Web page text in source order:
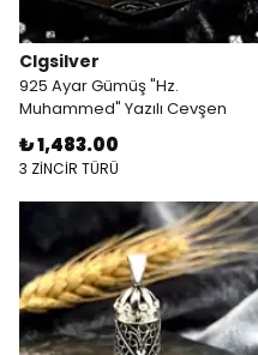
Clgsilver
925 Ayar Gümüş "Hz.
Muhammed" Yazılı Cevşen
₺ 1,483.00
3 ZİNCİR TÜRÜ